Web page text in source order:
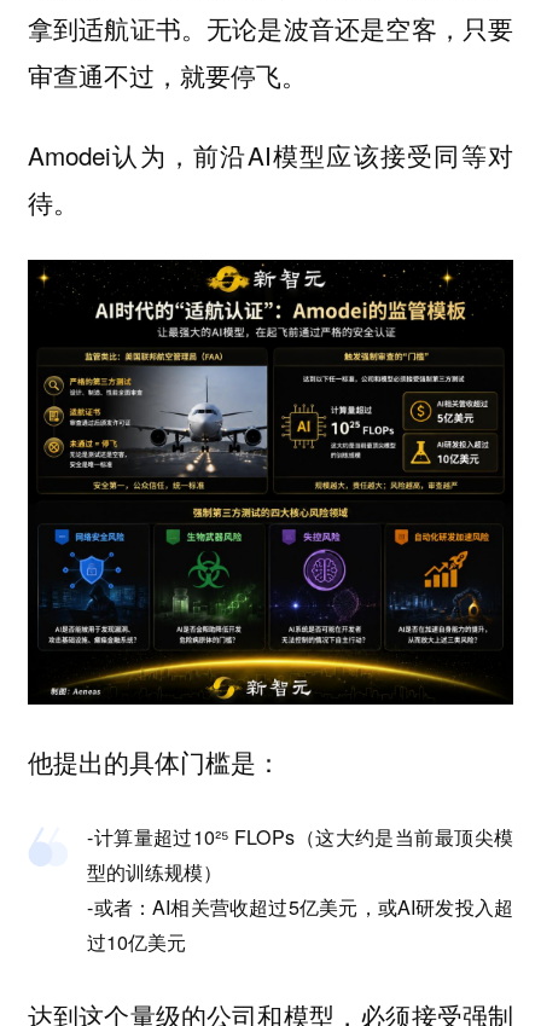
拿到适航证书。无论是波音还是空客，只要
审查通不过，就要停飞。
Amodei认为，前沿AI模型应该接受同等对
待。
他提出的具体门槛是：
-计算量超过10²⁵ FLOPs（这大约是当前最顶尖模
型的训练规模）
-或者：AI相关营收超过5亿美元，或AI研发投入超
过10亿美元
达到这个量级的公司和模型，必须接受强制